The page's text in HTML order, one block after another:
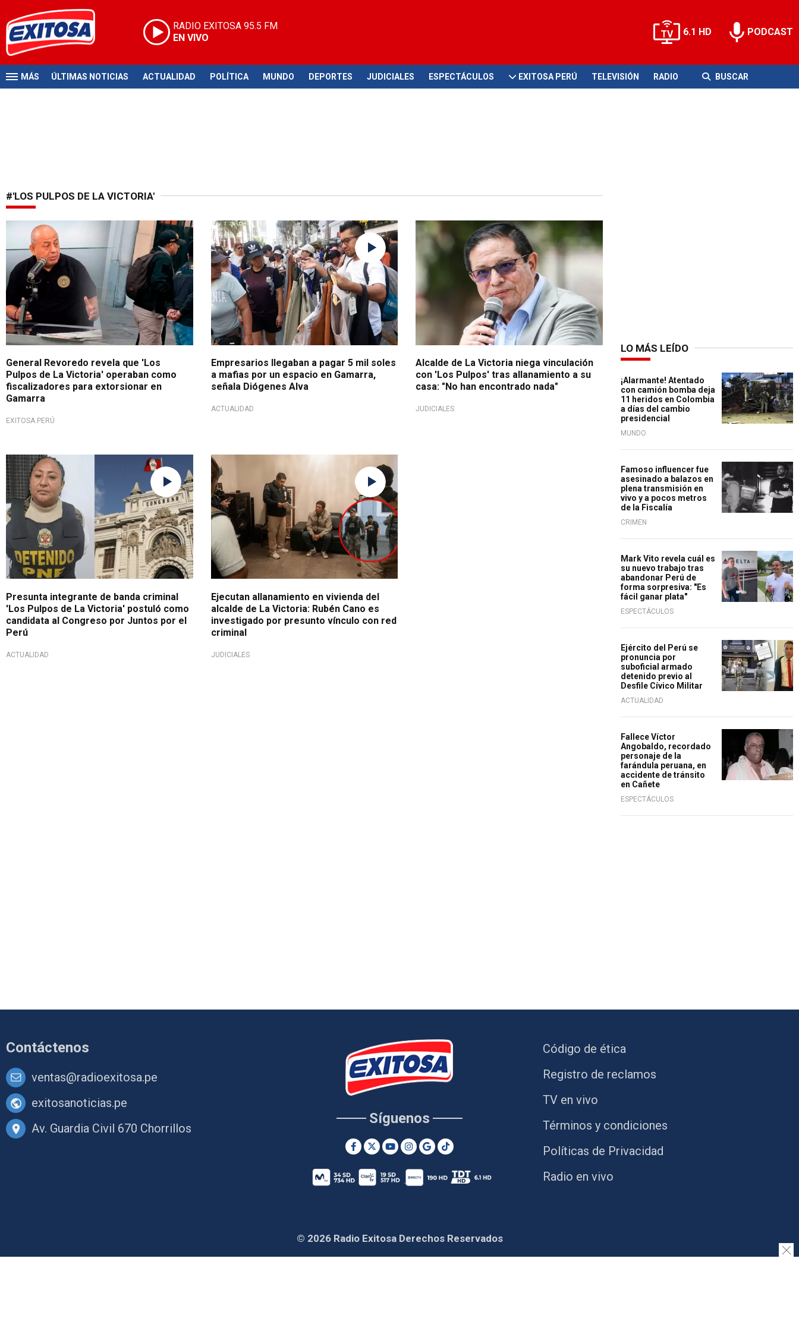
RADIO EXITOSA 95.5 FM
EN VIVO
6.1 HD PODCAST
MÁS ÚLTIMAS NOTICIAS ACTUALIDAD POLÍTICA MUNDO DEPORTES JUDICIALES ESPECTÁCULOS EXITOSA PERÚ TELEVISIÓN RADIO BUSCAR
#'LOS PULPOS DE LA VICTORIA'
Gamarra bajo amenaza
General Revoredo revela que 'Los
Pulpos de La Victoria' operaban como
fiscalizadores para extorsionar en
Gamarra
EXITOSA PERÚ
Grave denuncia
Empresarios llegaban a pagar 5 mil soles
a mafias por un espacio en Gamarra,
señala Diógenes Alva
ACTUALIDAD
Brindó todo el apoyo
Alcalde de La Victoria niega vinculación
con 'Los Pulpos' tras allanamiento a su
casa: "No han encontrado nada"
JUDICIALES
Según hoja de vida
Presunta integrante de banda criminal
'Los Pulpos de La Victoria' postuló como
candidata al Congreso por Juntos por el
Perú
ACTUALIDAD
Ejecutan allanamiento en vivienda del
alcalde de La Victoria: Rubén Cano es
investigado por presunto vínculo con red
criminal
JUDICIALES
LO MÁS LEÍDO
¡Alarmante! Atentado
con camión bomba deja
11 heridos en Colombia
a días del cambio
presidencial
MUNDO
Famoso influencer fue
asesinado a balazos en
plena transmisión en
vivo y a pocos metros
de la Fiscalía
CRIMEN
Mark Vito revela cuál es
su nuevo trabajo tras
abandonar Perú de
forma sorpresiva: "Es
fácil ganar plata"
ESPECTÁCULOS
Ejército del Perú se
pronuncia por
suboficial armado
detenido previo al
Desfile Cívico Militar
ACTUALIDAD
Fallece Víctor
Angobaldo, recordado
personaje de la
farándula peruana, en
accidente de tránsito
en Cañete
ESPECTÁCULOS
Contáctenos
ventas@radioexitosa.pe
exitosanoticias.pe
Av. Guardia Civil 670 Chorrillos
Síguenos
Código de ética
Registro de reclamos
TV en vivo
Términos y condiciones
Políticas de Privacidad
Radio en vivo
© 2026 Radio Exitosa Derechos Reservados